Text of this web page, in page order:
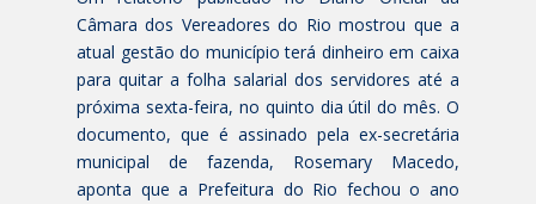
Câmara dos Vereadores do Rio mostrou que a
atual gestão do município terá dinheiro em caixa
para quitar a folha salarial dos servidores até a
próxima sexta-feira, no quinto dia útil do mês. O
documento, que é assinado pela ex-secretária
municipal de fazenda, Rosemary Macedo,
aponta que a Prefeitura do Rio fechou o ano